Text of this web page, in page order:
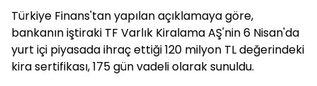
Türkiye Finans'tan yapılan açıklamaya göre,
bankanın iştiraki TF Varlık Kiralama AŞ'nin 6 Nisan'da
yurt içi piyasada ihraç ettiği 120 milyon TL değerindeki
kira sertifikası, 175 gün vadeli olarak sunuldu.